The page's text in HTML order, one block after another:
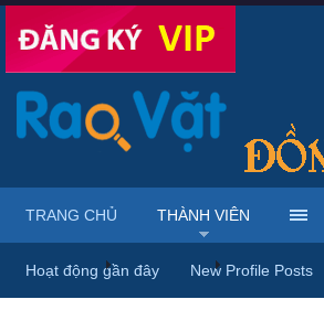
Trang chủ Thành viên Rikvip3cocom
TRANG CHỦ THÀNH VIÊN
Hoạt động gần đây New Profile Posts